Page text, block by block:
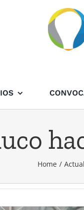
Home /